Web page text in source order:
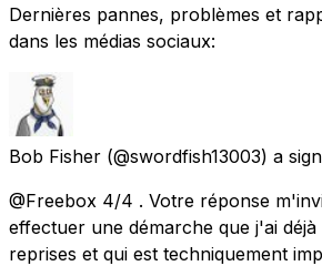
Dernières pannes, problèmes et
dans les médias sociaux:
Bob Fisher (@swordfish13003) a
@Freebox 4/4 . Votre réponse
effectuer une démarche que j'ai
reprises et qui est techniquement